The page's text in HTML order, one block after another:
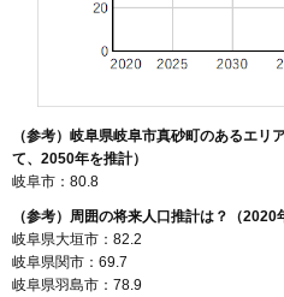
（参考）岐阜県岐阜市真砂町のあるエ
て、2050年を推計）
岐阜市：80.8
（参考）周囲の将来人口推計は？（2020
岐阜県大垣市：82.2
岐阜県関市：69.7
岐阜県羽島市：78.9